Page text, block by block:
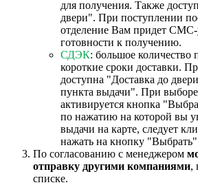
для получения. Также
двери". При поступлении
отделение Вам придет СМС-
готовности к получению.
СДЭК: большое количество
короткие сроки доставки.
доступна "Доставка до
пункта выдачи". При
активируется кнопка
по нажатию на которой вы
выдачи на карте, следует
нажать на кнопку
По согласованию с менеджером
отправку другими компаниями,
списке.